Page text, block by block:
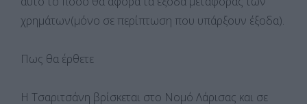
χρημάτων(μόνο σε περίπτωση που υπάρξουν έξοδα).
Πως θα έρθετε
Η Τσαριτσάνη βρίσκεται στο Νομό Λάρισας και σε